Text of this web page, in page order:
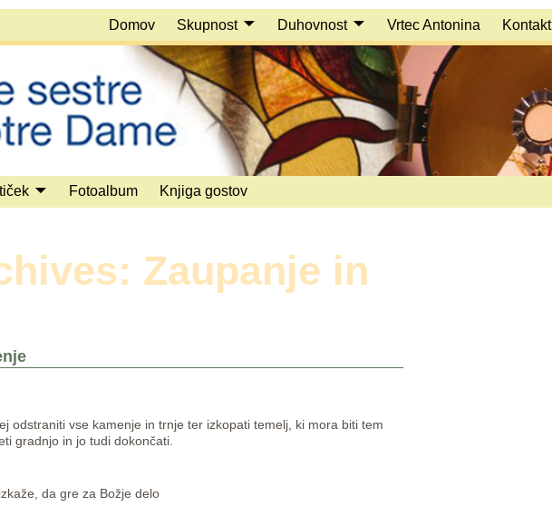
Domov Skupnost Duhovnost Vrtec Antonina Kontakt
Fotoalbum Knjiga gostov
Zaupanje in
odstraniti vse kamenje in trnje ter izkopati temelj, ki mora biti tem
gradnjo in jo tudi dokončati.
da gre za Božje delo